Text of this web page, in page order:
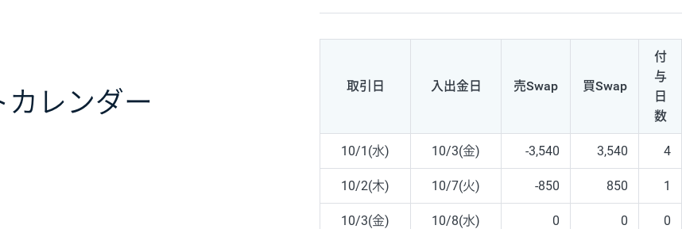
カレンダー
取引日 入出金日 売Swap 買Swap
付
与
日
数
10/1(水) 10/3(金) -3,540 3,540 4
10/2(木) 10/7(火) -850 850 1
10/3(金) 10/8(水) 0 0 0